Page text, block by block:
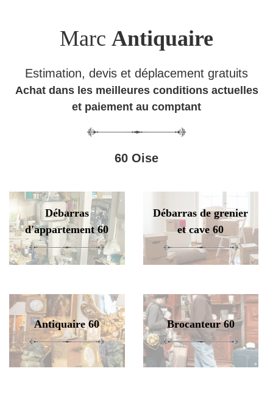
Marc Antiquaire
Estimation, devis et déplacement gratuits
Achat dans les meilleures conditions actuelles
et paiement au comptant
60 Oise
Débarras
d'appartement 60
Débarras de grenier
et cave 60
Antiquaire 60 Brocanteur 60